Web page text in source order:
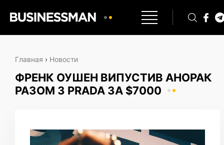
Главная › Новости
ФРЕНК ОУШЕН ВИПУСТИВ АНОРАК
РАЗОМ З PRADA ЗА $7000